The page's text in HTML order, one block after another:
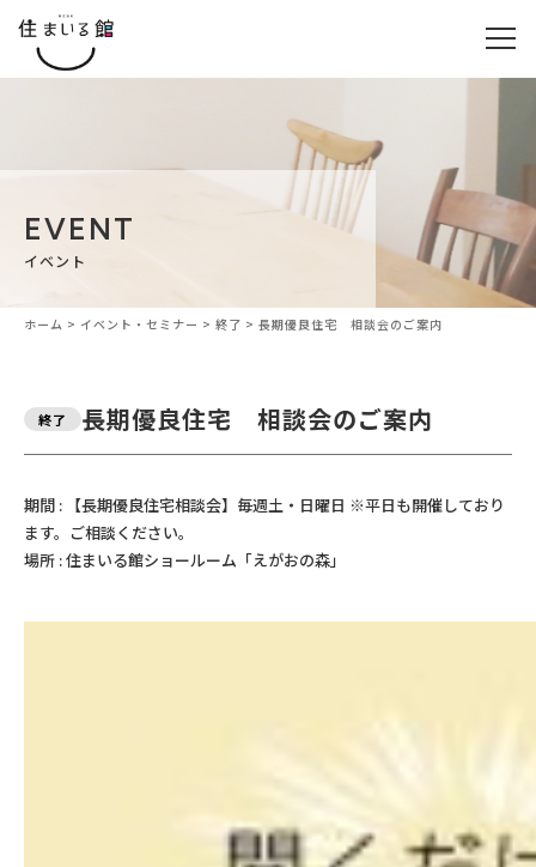
EVENT
イベント
ホーム > イベント・セミナー > 終了 > 長期優良住宅 相談会のご案内
終了 長期優良住宅 相談会のご案内
期間 : 【長期優良住宅相談会】毎週土・日曜日 ※平日も開催しており
ます。ご相談ください。
場所 : 住まいる館ショールーム「えがおの森」